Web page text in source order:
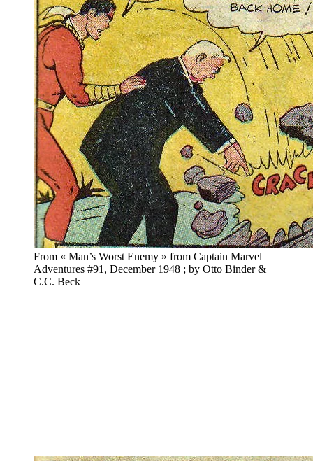
From « Man’s Worst Enemy » from Captain Marvel
Adventures #91, December 1948 ; by Otto Binder &
C.C. Beck